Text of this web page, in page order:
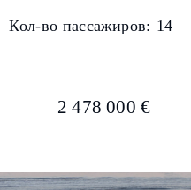
Кол-во пассажиров: 14
2 478 000 €